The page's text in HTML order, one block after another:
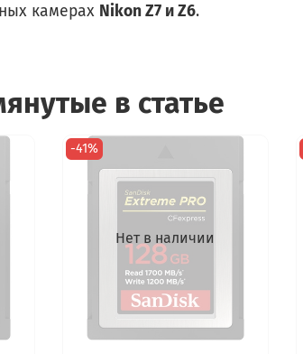
камерах Nikon Z7 и Z6.
в статье
Нет в наличии
-41%